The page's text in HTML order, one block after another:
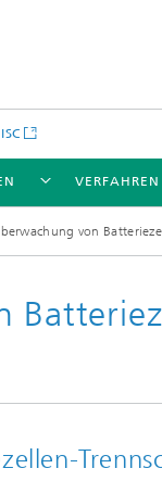
VERFAHREN
von